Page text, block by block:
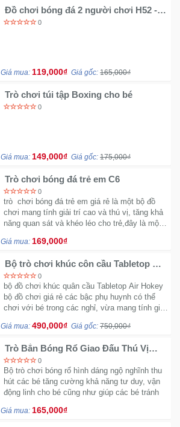
Đồ chơi bóng đá 2 người chơi H52 -
Tập sút bóng một khung thành
0
Giá mua: 119,000₫ Giá gốc: 165,000₫
Trò chơi túi tập Boxing cho bé
0
Giá mua: 149,000₫ Giá gốc: 175,000₫
Trò chơi bóng đá trẻ em C6
0
trò chơi bóng đá trẻ em giá rẻ là một bộ đồ
chơi mang tính giải trí cao và thú vị, tăng khả
năng quan sát và khéo léo cho trẻ,đây là một
những ngày nghỉ.
Giá mua: 169,000₫
Bộ trò chơi khúc côn cầu Tabletop Air
Hokey đấu 2 người
0
bộ đồ chơi khúc quân cầu Tabletop Air Hokey
bộ đồ chơi giá rẻ các bậc phụ huynh có thể
chơi với bé trong các nghỉ, vừa mang tính giải
giúp cho bé rèn luyện khả năng quan sát.
Giá mua: 490,000₫ Giá gốc: 750,000₫
Trò Bắn Bóng Rổ Giao Đấu Thú Vị
Cho Bé BB04630
0
Bộ trò chơi bóng rổ hình dáng ngộ nghĩnh thu
hút các bé tăng cường khả năng tư duy, vận
động linh cho bé cũng như giúp các bé tránh
Giá mua: 165,000₫